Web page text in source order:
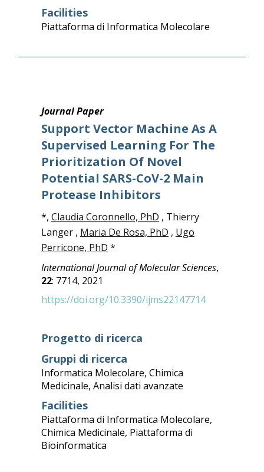
Facilities
Piattaforma di Informatica Molecolare
Journal Paper
Support Vector Machine As A
Supervised Learning For The
Prioritization Of Novel
Potential SARS-CoV-2 Main
Protease Inhibitors
*, Claudia Coronnello, PhD , Thierry
Langer , Maria De Rosa, PhD , Ugo
Perricone, PhD *
International Journal of Molecular Sciences,
22: 7714, 2021
https://doi.org/10.3390/ijms22147714
Progetto di ricerca
Gruppi di ricerca
Informatica Molecolare, Chimica
Medicinale, Analisi dati avanzate
Facilities
Piattaforma di Informatica Molecolare,
Chimica Medicinale, Piattaforma di
Bioinformatica